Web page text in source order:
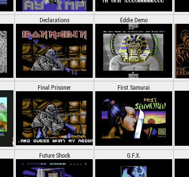
Declarations Eddie Demo
Final Prisoner First Samurai
Future Shock G.F.X.